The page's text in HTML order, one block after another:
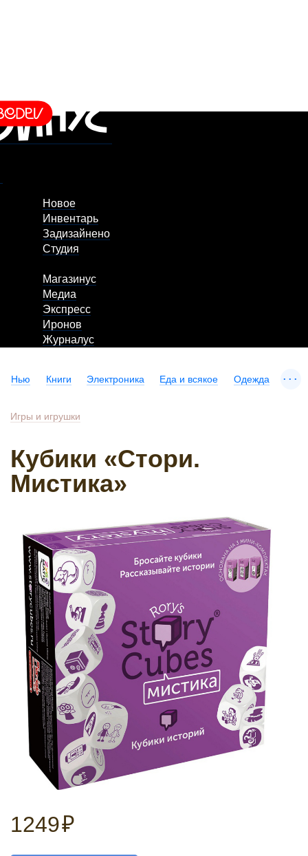
Новое
Инвентарь
Задизайнено
Студия
Магазинус
Медиа
Экспресс
Иронов
Журналус
Нью Книги Электроника Еда и всякое Одежда ...
Игры и игрушки
Кубики «Стори.
Мистика»
1249₽